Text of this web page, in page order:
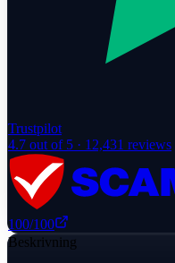
Trustpilot
4.7 out of 5 · 12,431 reviews
100/100
Beskrivning